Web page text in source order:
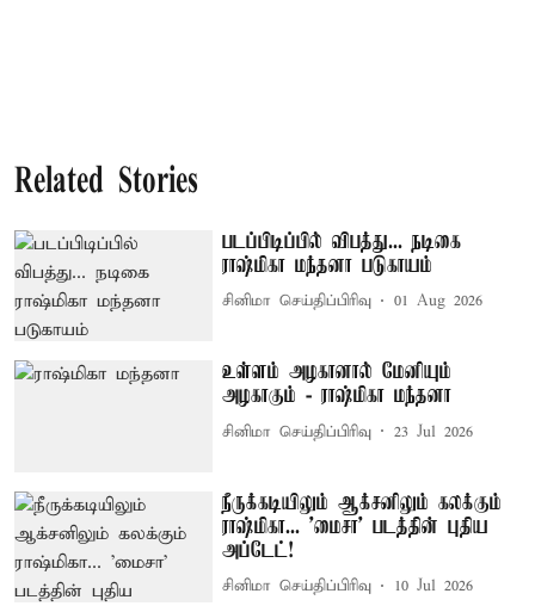
Related Stories
படப்பிடிப்பில் விபத்து... நடிகை
ராஷ்மிகா மந்தனா படுகாயம்
சினிமா செய்திப்பிரிவு 01 Aug 2026
உள்ளம் அழகானால் மேனியும்
அழகாகும் - ராஷ்மிகா மந்தனா
சினிமா செய்திப்பிரிவு 23 Jul 2026
நீருக்கடியிலும் ஆக்சனிலும் கலக்கும்
ராஷ்மிகா... 'மைசா' படத்தின் புதிய
அப்டேட்!
சினிமா செய்திப்பிரிவு 10 Jul 2026